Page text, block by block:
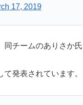
17, 2019
チームのありさか
発表されています。